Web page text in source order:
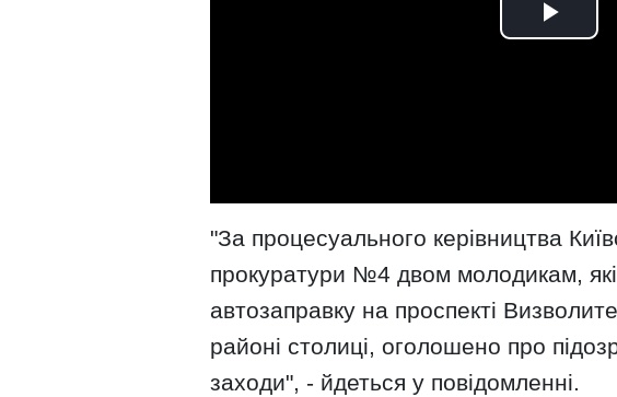
"За процесуального керівництва
прокуратури №4 двом молодикам,
автозаправку на проспекті
районі столиці, оголошено про
заходи", - йдеться у повідомленні.